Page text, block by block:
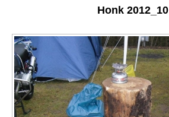
Honk 2012_10